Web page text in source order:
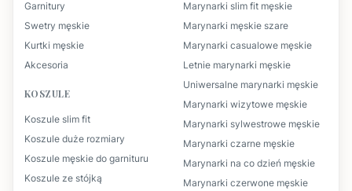
Garnitury
Swetry męskie
Kurtki męskie
Akcesoria
KOSZULE
Koszule slim fit
Koszule duże rozmiary
Koszule męskie do garnituru
Koszule ze stójką
Marynarki slim fit męskie
Marynarki męskie szare
Marynarki casualowe męskie
Letnie marynarki męskie
Uniwersalne marynarki męskie
Marynarki wizytowe męskie
Marynarki sylwestrowe męskie
Marynarki czarne męskie
Marynarki na co dzień męskie
Marynarki czerwone męskie